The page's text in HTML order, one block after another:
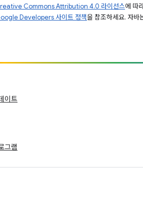
Commons Attribution 4.0 라이선스에 따
Developers 사이트 정책을 참조하세요. 자
이트
그램